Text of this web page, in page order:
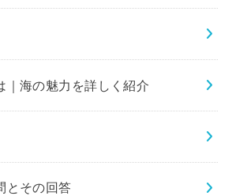
｜海の魅力を詳しく紹介
とその回答